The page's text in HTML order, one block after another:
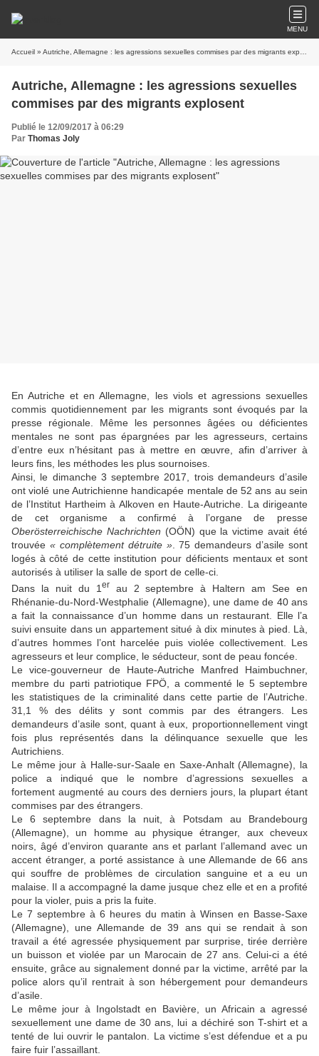
MENU
Accueil » Autriche, Allemagne : les agressions sexuelles commises par des migrants explosent
Autriche, Allemagne : les agressions sexuelles
commises par des migrants explosent
Publié le 12/09/2017 à 06:29
Par Thomas Joly
En Autriche et en Allemagne, les viols et agressions sexuelles
commis quotidiennement par les migrants sont évoqués par la
presse régionale. Même les personnes âgées ou déficientes
mentales ne sont pas épargnées par les agresseurs, certains
d’entre eux n’hésitant pas à mettre en œuvre, afin d’arriver à
leurs fins, les méthodes les plus sournoises.
Ainsi, le dimanche 3 septembre 2017, trois demandeurs d’asile
ont violé une Autrichienne handicapée mentale de 52 ans au sein
de l’Institut Hartheim à Alkoven en Haute-Autriche. La dirigeante
de cet organisme a confirmé à l’organe de presse
Oberösterreichische Nachrichten (OÖN) que la victime avait été
trouvée « complètement détruite ». 75 demandeurs d’asile sont
logés à côté de cette institution pour déficients mentaux et sont
autorisés à utiliser la salle de sport de celle-ci.
Dans la nuit du 1 er
au 2 septembre à Haltern am See en
Rhénanie-du-Nord-Westphalie (Allemagne), une dame de 40 ans
a fait la connaissance d’un homme dans un restaurant. Elle l’a
suivi ensuite dans un appartement situé à dix minutes à pied. Là,
d’autres hommes l’ont harcelée puis violée collectivement. Les
agresseurs et leur complice, le séducteur, sont de peau foncée.
Le vice-gouverneur de Haute-Autriche Manfred Haimbuchner,
membre du parti patriotique FPÖ, a commenté le 5 septembre
les statistiques de la criminalité dans cette partie de l’Autriche.
31,1 % des délits y sont commis par des étrangers. Les
demandeurs d’asile sont, quant à eux, proportionnellement vingt
fois plus représentés dans la délinquance sexuelle que les
Autrichiens.
Le même jour à Halle-sur-Saale en Saxe-Anhalt (Allemagne), la
police a indiqué que le nombre d’agressions sexuelles a
fortement augmenté au cours des derniers jours, la plupart étant
commises par des étrangers.
Le 6 septembre dans la nuit, à Potsdam au Brandebourg
(Allemagne), un homme au physique étranger, aux cheveux
noirs, âgé d’environ quarante ans et parlant l’allemand avec un
accent étranger, a porté assistance à une Allemande de 66 ans
qui souffre de problèmes de circulation sanguine et a eu un
malaise. Il a accompagné la dame jusque chez elle et en a profité
pour la violer, puis a pris la fuite.
Le 7 septembre à 6 heures du matin à Winsen en Basse-Saxe
(Allemagne), une Allemande de 39 ans qui se rendait à son
travail a été agressée physiquement par surprise, tirée derrière
un buisson et violée par un Marocain de 27 ans. Celui-ci a été
ensuite, grâce au signalement donné par la victime, arrêté par la
police alors qu’il rentrait à son hébergement pour demandeurs
d’asile.
Le même jour à Ingolstadt en Bavière, un Africain a agressé
sexuellement une dame de 30 ans, lui a déchiré son T-shirt et a
tenté de lui ouvrir le pantalon. La victime s’est défendue et a pu
faire fuir l’assaillant.